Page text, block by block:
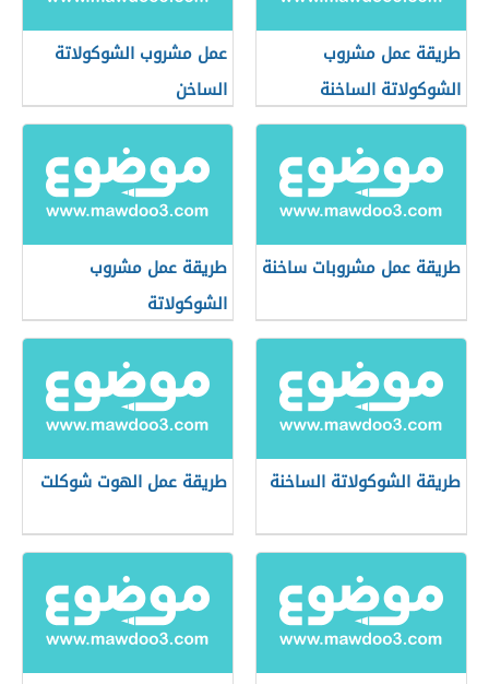
طريقة عمل مشروب
الشوكولاتة الساخنة
عمل مشروب الشوكولاتة
الساخن
طريقة عمل مشروبات ساخنة
طريقة عمل مشروب
الشوكولاتة
طريقة الشوكولاتة الساخنة طريقة عمل الهوت شوكلت